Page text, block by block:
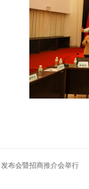
布会暨招商推介会举行